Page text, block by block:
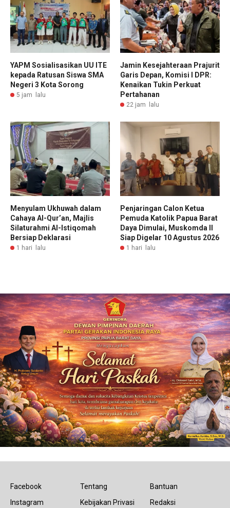
YAPM Sosialisasikan UU ITE
kepada Ratusan Siswa SMA
Negeri 3 Kota Sorong
5 jam lalu
Jamin Kesejahteraan Prajurit
Garis Depan, Komisi I DPR:
Kenaikan Tukin Perkuat
Pertahanan
22 jam lalu
Menyulam Ukhuwah dalam
Cahaya Al-Qur’an, Majlis
Silaturahmi Al-Istiqomah
Bersiap Deklarasi
1 hari lalu
Penjaringan Calon Ketua
Pemuda Katolik Papua Barat
Daya Dimulai, Muskomda II
Siap Digelar 10 Agustus 2026
1 hari lalu
Facebook
Instagram
Tentang
Kebijakan Privasi
Bantuan
Redaksi